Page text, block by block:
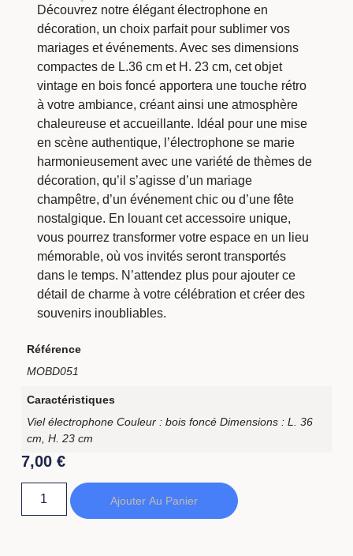
Découvrez notre élégant électrophone en
décoration, un choix parfait pour sublimer vos
mariages et événements. Avec ses dimensions
compactes de L.36 cm et H. 23 cm, cet objet
vintage en bois foncé apportera une touche rétro
à votre ambiance, créant ainsi une atmosphère
chaleureuse et accueillante. Idéal pour une mise
en scène authentique, l’électrophone se marie
harmonieusement avec une variété de thèmes de
décoration, qu’il s’agisse d’un mariage
champêtre, d’un événement chic ou d’une fête
nostalgique. En louant cet accessoire unique,
vous pourrez transformer votre espace en un lieu
mémorable, où vos invités seront transportés
dans le temps. N’attendez plus pour ajouter ce
détail de charme à votre célébration et créer des
souvenirs inoubliables.
Référence
MOBD051
Caractéristiques
Viel électrophone Couleur : bois foncé Dimensions : L. 36
cm, H. 23 cm
7,00 €
Ajouter Au Panier